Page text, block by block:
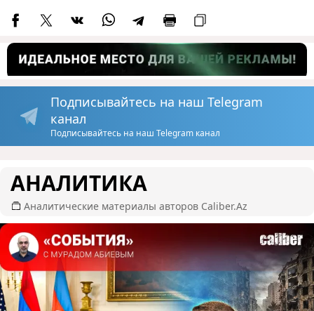
Подписывайтесь на наш Telegram
канал
Подписывайтесь на наш Telegram канал
АНАЛИТИКА
Аналитические материалы авторов Caliber.Az